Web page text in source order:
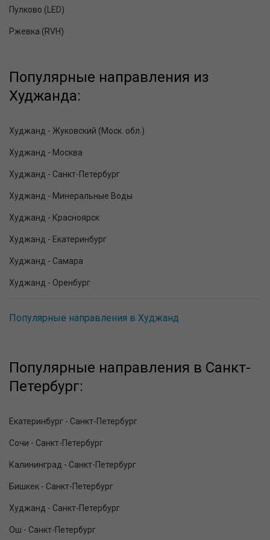
Пулково (LED)
Ржевка (RVH)
Популярные направления из
Худжанда:
Худжанд - Жуковский (Моск. обл.)
Худжанд - Москва
Худжанд - Санкт-Петербург
Худжанд - Минеральные Воды
Худжанд - Красноярск
Худжанд - Екатеринбург
Худжанд - Самара
Худжанд - Оренбург
Популярные направления в Худжанд
Популярные направления в Санкт-
Петербург:
Екатеринбург - Санкт-Петербург
Сочи - Санкт-Петербург
Калининград - Санкт-Петербург
Бишкек - Санкт-Петербург
Худжанд - Санкт-Петербург
Ош - Санкт-Петербург